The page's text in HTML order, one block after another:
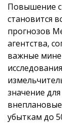
Повышение
становится
прогнозов
агентства,
важные
значение
убыткам до